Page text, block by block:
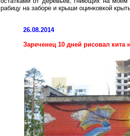
рабицу на заборе и крыши оцинковкой
26.08.2014
Зареченец 10 дней рисовал кита